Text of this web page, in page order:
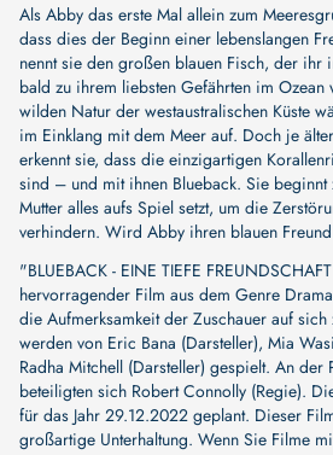
Als Abby das erste Mal allein zum
dass dies der Beginn einer lebenslangen
nennt sie den großen blauen Fisch, der ihr
bald zu ihrem liebsten Gefährten im
wilden Natur der westaustralischen Küste
im Einklang mit dem Meer auf. Doch je
erkennt sie, dass die einzigartigen
sind – und mit ihnen Blueback. Sie
Mutter alles aufs Spiel setzt, um die
verhindern. Wird Abby ihren blauen
"BLUEBACK - EINE TIEFE
hervorragender Film aus dem Genre
die Aufmerksamkeit der Zuschauer auf
werden von Eric Bana (Darsteller), Mia
Radha Mitchell (Darsteller) gespielt. An der
beteiligten sich Robert Connolly (Regie).
für das Jahr 29.12.2022 geplant. Dieser
großartige Unterhaltung. Wenn Sie Filme